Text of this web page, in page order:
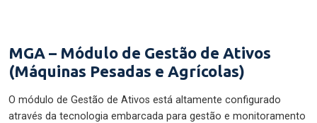
MGA – Módulo de Gestão de Ativos
(Máquinas Pesadas e Agrícolas)
O módulo de Gestão de Ativos está altamente configurado
através da tecnologia embarcada para gestão e monitoramento